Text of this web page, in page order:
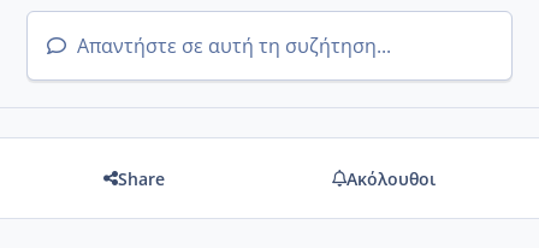
Απαντήστε σε αυτή τη συζήτηση...
Share Ακόλουθοι